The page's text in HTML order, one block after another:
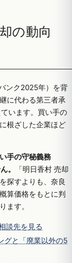
の動向
ンク2025年）を背
に代わる第三者承
います。買い手の
根ざした企業ほど
手の守秘義務
。
「明日香村 売却
探すよりも、奈良
算価格をもとに判
ます。
談先を見る
グと「廃業以外の5